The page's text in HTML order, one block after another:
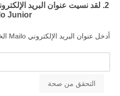
2. لقد نسيت عنوان البريد
Junior
أدخل عنوان البريد الإلكتروني Mailo الخاص بطفلك: